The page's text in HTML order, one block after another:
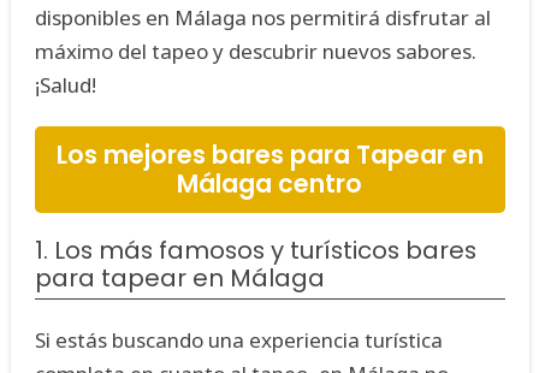
disponibles en Málaga nos permitirá disfrutar al
máximo del tapeo y descubrir nuevos sabores.
¡Salud!
Los mejores bares para Tapear en
Málaga centro
1. Los más famosos y turísticos bares
para tapear en Málaga
Si estás buscando una experiencia turística